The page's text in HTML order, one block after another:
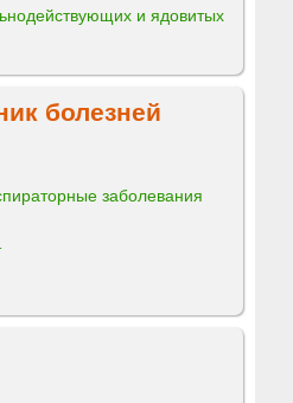
и ядовитых
болезней
заболевания